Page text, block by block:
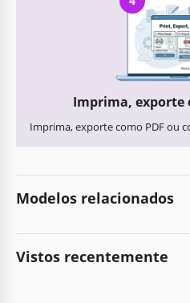
Imprima,
Imprima, exporte como PDF ou
Modelos relacionados
Vistos recentemente